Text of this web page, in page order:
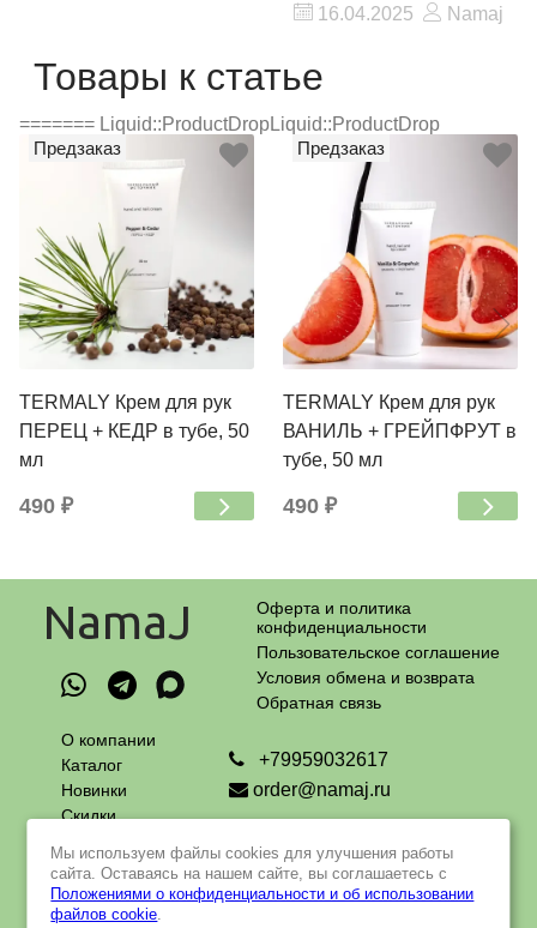
16.04.2025 Namaj
Товары к статье
======= Liquid::ProductDropLiquid::ProductDrop
Предзаказ
TERMALY Крем для рук
ПЕРЕЦ + КЕДР в тубе, 50
мл
490 ₽
Предзаказ
TERMALY Крем для рук
ВАНИЛЬ + ГРЕЙПФРУТ в
тубе, 50 мл
490 ₽
NamaJ
Оферта и политика
конфиденциальности
Пользовательское соглашение
Условия обмена и возврата
Обратная связь
О компании
Каталог
Новинки
Скидки
и доставка
Контакты
+79959032617
order@namaj.ru
г. Москва, Чечерский проезд, 90
пн - пт с 9 до 18 ч
Мы используем файлы cookies для улучшения работы
сайта. Оставаясь на нашем сайте, вы соглашаетесь с
Положениями о конфиденциальности и об использовании
файлов cookie